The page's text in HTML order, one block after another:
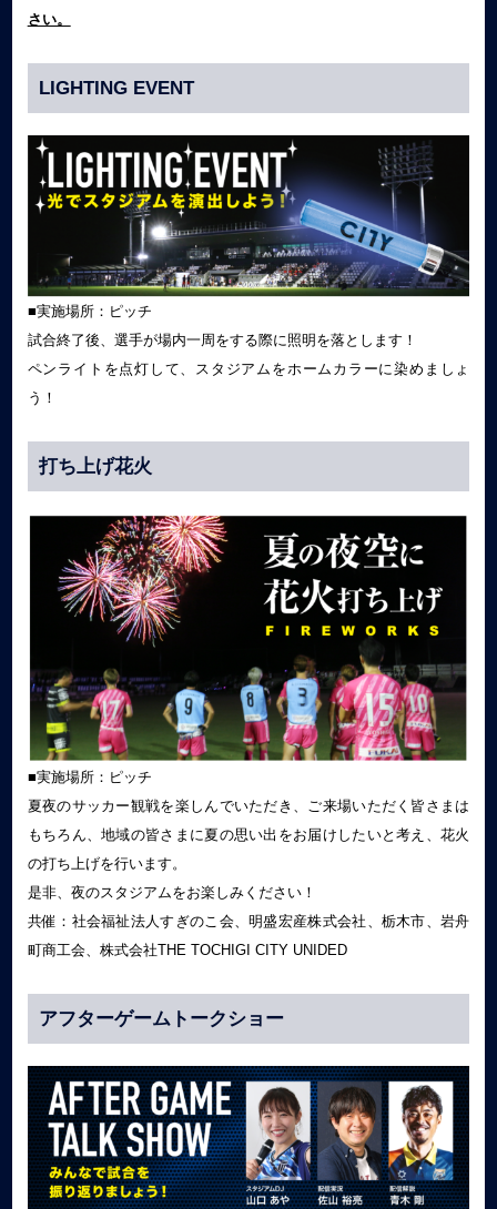
さい。
LIGHTING EVENT
■実施場所：ピッチ
試合終了後、選手が場内一周をする際に照明を落とします！
ペンライトを点灯して、スタジアムをホームカラーに染めましょ
う！
打ち上げ花火
■実施場所：ピッチ
夏夜のサッカー観戦を楽しんでいただき、ご来場いただく皆さまは
もちろん、地域の皆さまに夏の思い出をお届けしたいと考え、花火
の打ち上げを行います。
是非、夜のスタジアムをお楽しみください！
共催：社会福祉法人すぎのこ会、明盛宏産株式会社、栃木市、岩舟
町商工会、株式会社THE TOCHIGI CITY UNIDED
アフターゲームトークショー